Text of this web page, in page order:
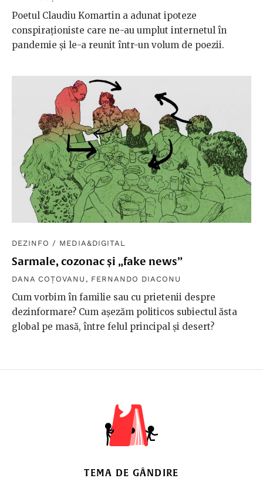
Poetul Claudiu Komartin a adunat ipoteze
conspiraționiste care ne-au umplut internetul în
pandemie și le-a reunit într-un volum de poezii.
DEZINFO / MEDIA&DIGITAL
Sarmale, cozonac și „fake news”
DANA COȚOVANU , FERNANDO DIACONU
Cum vorbim în familie sau cu prietenii despre
dezinformare? Cum așezăm politicos subiectul ăsta
global pe masă, între felul principal și desert?
TEMA DE GÂNDIRE